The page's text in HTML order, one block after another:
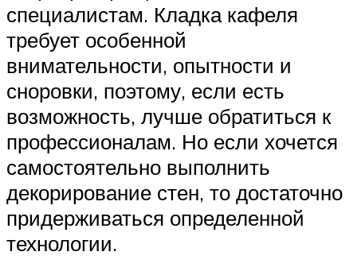
специалистам. Кладка кафеля
требует особенной
внимательности, опытности и
сноровки, поэтому, если есть
возможность, лучше обратиться к
профессионалам. Но если хочется
самостоятельно выполнить
декорирование стен, то достаточно
придерживаться определенной
технологии.